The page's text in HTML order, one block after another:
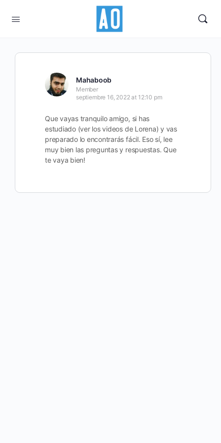
Mahaboob
Member
septiembre 16, 2022 at 12:10 pm
Que vayas tranquilo amigo, si has
estudiado (ver los videos de Lorena) y vas
preparado lo encontrarás fácil. Eso sí, lee
muy bien las preguntas y respuestas. Que
te vaya bien!